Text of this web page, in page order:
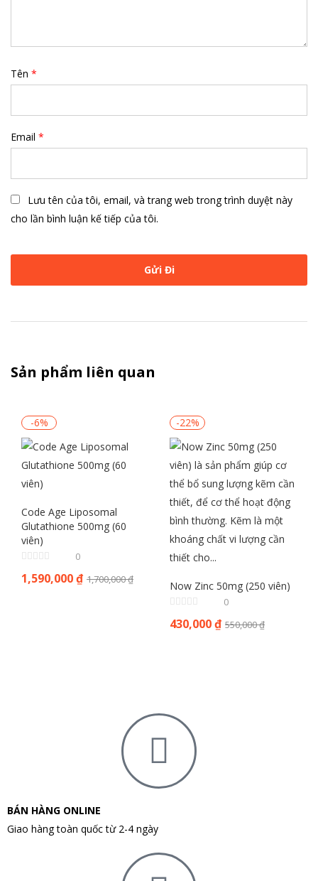
Tên *
Email *
Lưu tên của tôi, email, và trang web trong trình duyệt này
cho lần bình luận kế tiếp của tôi.
Sản phẩm liên quan
-6%
Code Age Liposomal
Glutathione 500mg (60
viên)
0
1,590,000₫ 1,700,000₫
-22%
Now Zinc 50mg (250 viên)
0
430,000₫ 550,000₫
BÁN HÀNG ONLINE
Giao hàng toàn quốc từ 2-4 ngày